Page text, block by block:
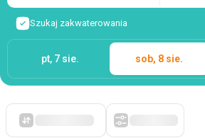
Szukaj zakwaterowania
pt, 7 sie. sob, 8 sie.
Po pierwsze, tanie